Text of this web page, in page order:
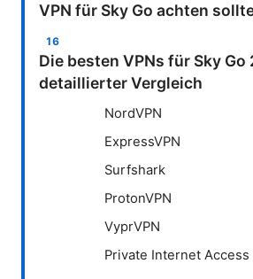
VPN für Sky Go achten
Die besten VPNs für Sky Go
detaillierter Vergleich
NordVPN
ExpressVPN
Surfshark
ProtonVPN
VyprVPN
Private Internet Access